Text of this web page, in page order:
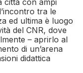
città con ampi
tra le
ed ultima è luogo
del CNR, dove
– aprirlo al
di un’arena
didattica